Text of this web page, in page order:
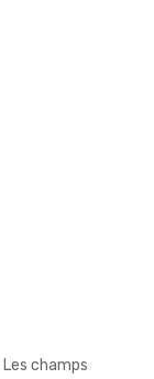
Les champs